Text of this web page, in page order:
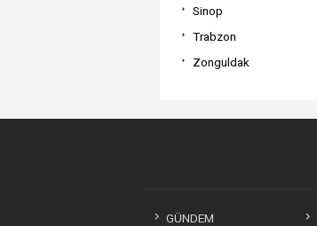
Sinop
Trabzon
Zonguldak
GÜNDEM